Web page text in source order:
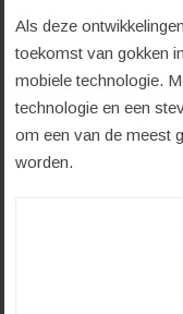
Als deze
toekomst van gokken
mobiele technologie.
technologie en een
om een van de meest
worden.